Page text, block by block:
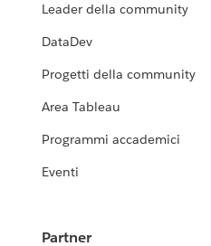
Leader della community
DataDev
Progetti della community
Area Tableau
Programmi accademici
Eventi
Partner